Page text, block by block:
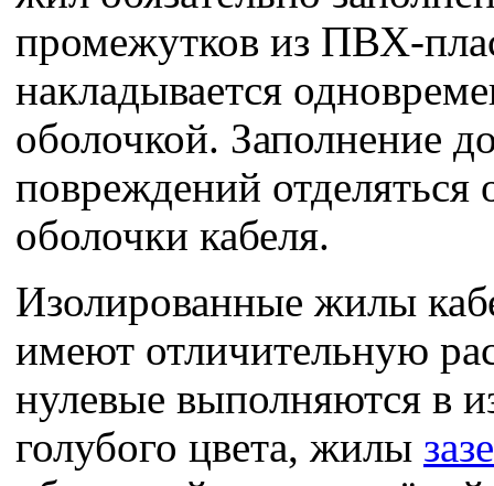
промежутков из ПВХ-
накладывается
оболочкой. Заполнение
повреждений отделяться
оболочки кабеля.
Изолированные жилы
имеют отличительную
нулевые выполняются в
голубого цвета, жилы